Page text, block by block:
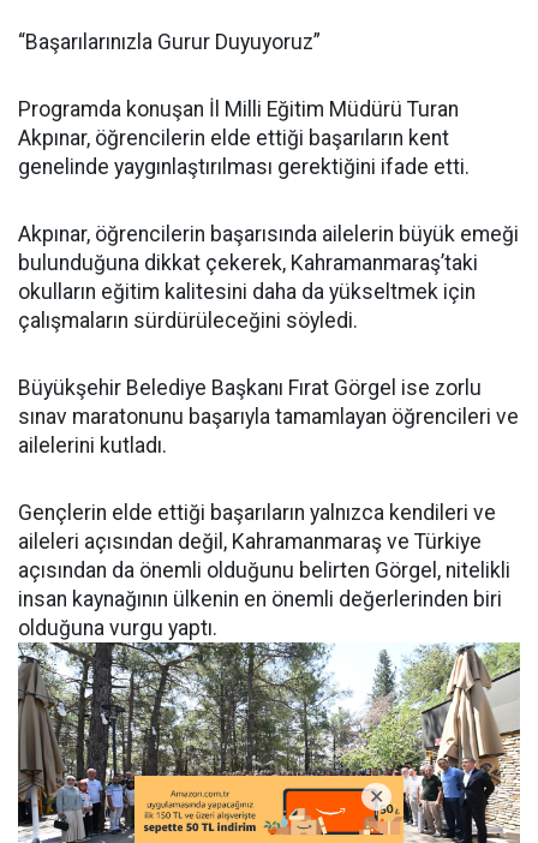
“Başarılarınızla Gurur Duyuyoruz”
Programda konuşan İl Milli Eğitim Müdürü Turan
Akpınar, öğrencilerin elde ettiği başarıların kent
genelinde yaygınlaştırılması gerektiğini ifade etti.
Akpınar, öğrencilerin başarısında ailelerin büyük emeği
bulunduğuna dikkat çekerek, Kahramanmaraş’taki
okulların eğitim kalitesini daha da yükseltmek için
çalışmaların sürdürüleceğini söyledi.
Büyükşehir Belediye Başkanı Fırat Görgel ise zorlu
sınav maratonunu başarıyla tamamlayan öğrencileri ve
ailelerini kutladı.
Gençlerin elde ettiği başarıların yalnızca kendileri ve
aileleri açısından değil, Kahramanmaraş ve Türkiye
açısından da önemli olduğunu belirten Görgel, nitelikli
insan kaynağının ülkenin en önemli değerlerinden biri
olduğuna vurgu yaptı.